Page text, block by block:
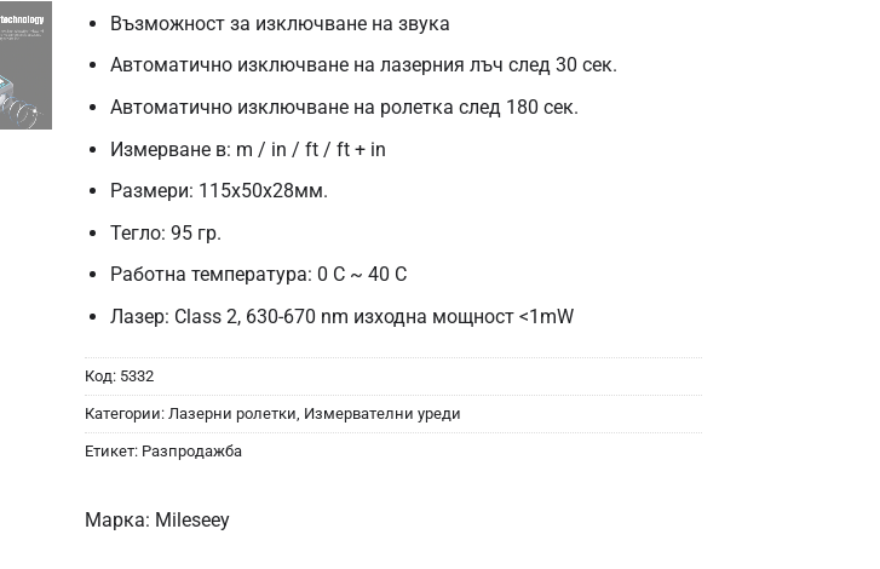
Възможност за изключване на звука
Автоматично изключване на лазерния лъч след 30 сек.
Автоматично изключване на ролетка след 180 сек.
Измерване в: m / in / ft / ft + in
Размери: 115х50х28мм.
Тегло: 95 гр.
Работна температура: 0 C ~ 40 C
Лазер: Class 2, 630-670 nm изходна мощност <1mW
Код: 5332
Категории: Лазерни ролетки Измервателни уреди
Етикет: Разпродажба
Марка: Mileseey